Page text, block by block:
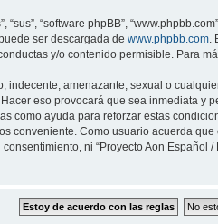
“software phpBB”,
ser descargada de www.phpbb.com.
y/o contenido permisible. Para
amenazante, sexual o
eso provocará que sea inmediata
como ayuda para reforzar estas
conveniente. Como usuario acuerda
ni “Proyecto Aon